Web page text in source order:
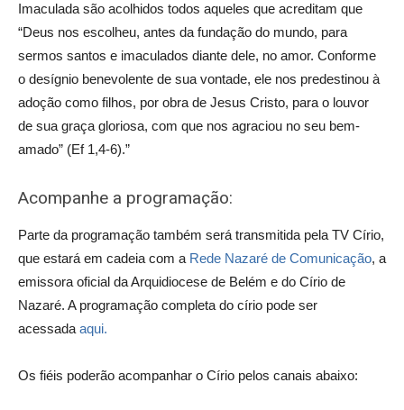
Imaculada são acolhidos todos aqueles que acreditam que
“Deus nos escolheu, antes da fundação do mundo, para
sermos santos e imaculados diante dele, no amor. Conforme
o desígnio benevolente de sua vontade, ele nos predestinou à
adoção como filhos, por obra de Jesus Cristo, para o louvor
de sua graça gloriosa, com que nos agraciou no seu bem-
amado” (Ef 1,4-6).”
Acompanhe a programação:
Parte da programação também será transmitida pela TV Círio,
que estará em cadeia com a Rede Nazaré de Comunicação, a
emissora oficial da Arquidiocese de Belém e do Círio de
Nazaré. A programação completa do círio pode ser
acessada aqui.
Os fiéis poderão acompanhar o Círio pelos canais abaixo: